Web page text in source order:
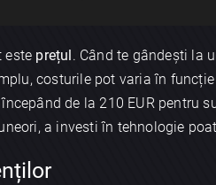
este prețul . Când te gândești la
costurile pot varia în
de la 210 EUR pentru
a investi în tehnologie